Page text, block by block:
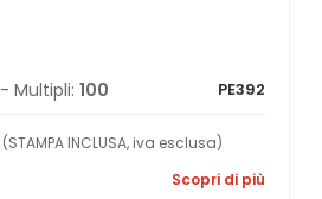
- Multipli: 100 PE392
(STAMPA INCLUSA, iva esclusa)
Scopri di più